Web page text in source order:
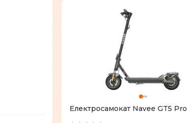
Електросамокат Navee GT5 Pro